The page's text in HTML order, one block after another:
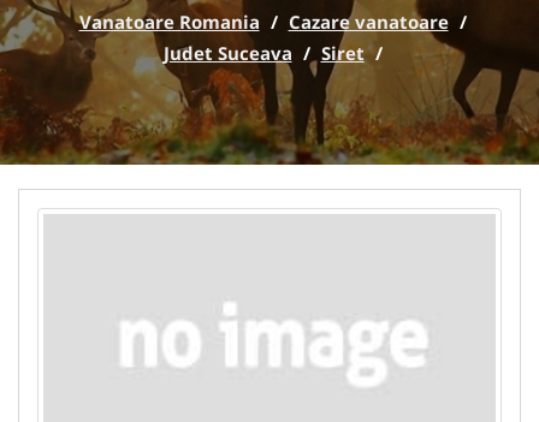
Vanatoare Romania / Cazare vanatoare /
Judet Suceava / Siret /